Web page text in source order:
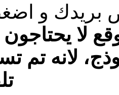
و
لا
لانه تم